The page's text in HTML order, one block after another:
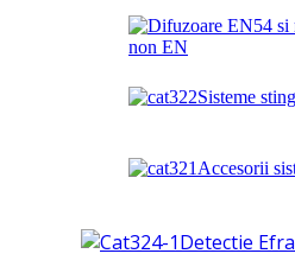
non EN
Sisteme
Accesorii
Detectie